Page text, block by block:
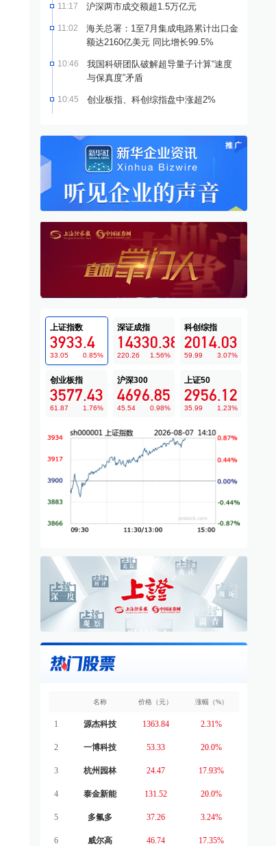
11:17 沪深两市成交额超1.5万亿元
11:02
海关总署：1至7月集成电路累计出口金
额达2160亿美元 同比增长99.5%
10:46
我国科研团队破解超导量子计算“速度
与保真度”矛盾
10:45 创业板指、科创综指盘中涨超2%
上证指数
3933.4
33.05 0.85%
深证成指
14330.38
220.26 1.56%
科创综指
2014.03
59.99 3.07%
创业板指
3577.43
61.87 1.76%
沪深300
4696.85
45.54 0.98%
上证50
2956.12
35.99 1.23%
名称 价格（元） 涨幅（%）
1 源杰科技 1363.84 2.31%
2 一博科技 53.33 20.0%
3 杭州园林 24.47 17.93%
4 泰金新能 131.52 20.0%
5 多氟多 37.26 3.24%
6 威尔高 46.74 17.35%